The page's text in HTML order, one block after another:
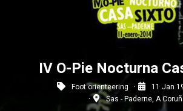
IV O-Pie Nocturna
Foot orienteering
11 Jan
Sas - Paderne, A